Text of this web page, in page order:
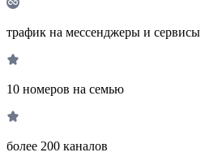
трафик на мессенджеры и сервисы
10 номеров на семью
более 200 каналов